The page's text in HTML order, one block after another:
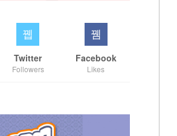
Facebook
Likes
Twitter
Followers